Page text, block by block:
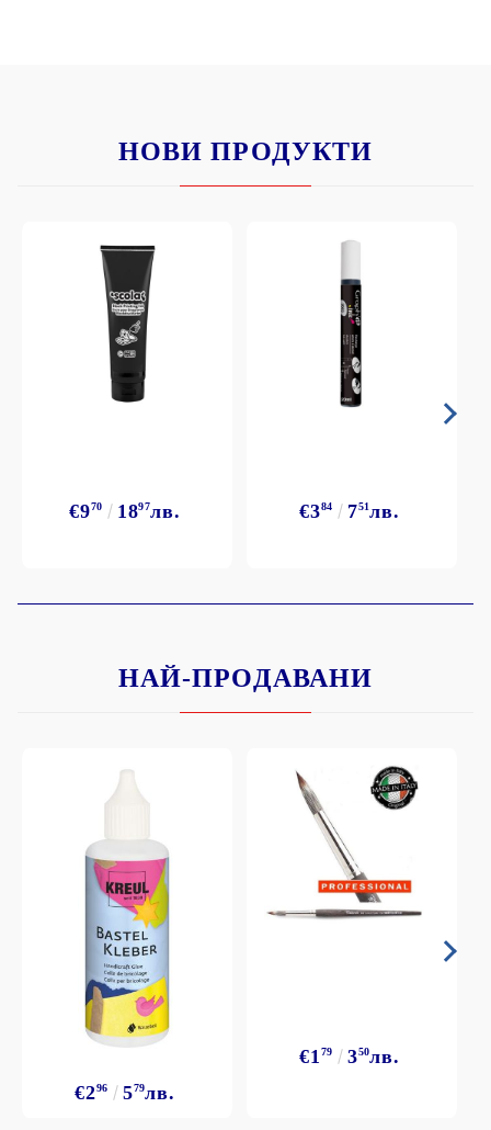
НОВИ ПРОДУКТИ
€970 1897лв. €384 751лв.
НАЙ-ПРОДАВАНИ
€296 579лв.
€1 79 350лв.